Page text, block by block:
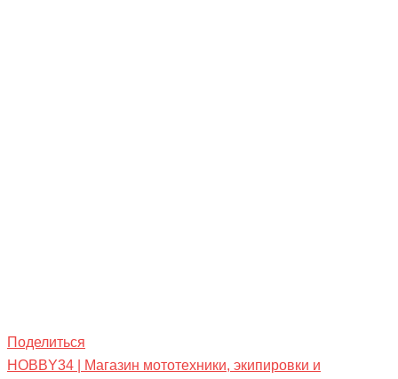
Поделиться
HOBBY34 | Магазин мототехники, экипировки и